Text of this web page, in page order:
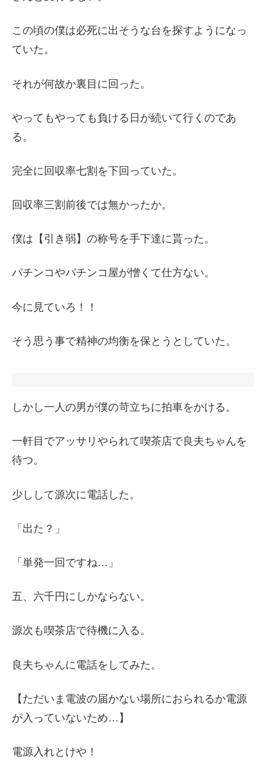
この頃の僕は必死に出そうな台を探すようになっ
ていた。
それが何故か裏目に回った。
やってもやっても負ける日が続いて行くのであ
る。
完全に回収率七割を下回っていた。
回収率三割前後では無かったか。
僕は【引き弱】の称号を手下達に貰った。
パチンコやパチンコ屋が憎くて仕方ない。
今に見ていろ！！
そう思う事で精神の均衡を保とうとしていた。
しかし一人の男が僕の苛立ちに拍車をかける。
一軒目でアッサリやられて喫茶店で良夫ちゃんを
待つ。
少しして源次に電話した。
「出た？」
「単発一回ですね…」
五、六千円にしかならない。
源次も喫茶店で待機に入る。
良夫ちゃんに電話をしてみた。
【ただいま電波の届かない場所におられるか電源
が入っていないため…】
電源入れとけや！